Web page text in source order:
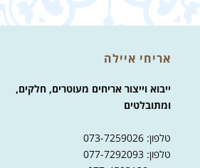
אריחי איילה
ייבוא וייצור אריחים מעוטרים, חלקים,
ומתובלטים
טלפון: 073-7259026
טלפון: 077-7292093